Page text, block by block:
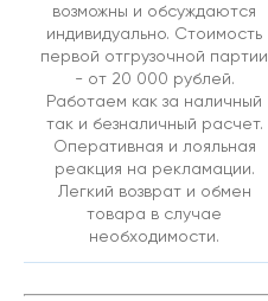
возможны и обсуждаются
индивидуально. Стоимость
первой отгрузочной партии
- от 20 000 рублей.
Работаем как за наличный
так и безналичный расчет.
Оперативная и лояльная
реакция на рекламации.
Легкий возврат и обмен
товара в случае
необходимости.